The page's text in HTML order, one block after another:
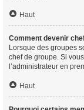
Haut
Comment devenir
Lorsque des groupes
chef de groupe. Si
l’administrateur en
Haut